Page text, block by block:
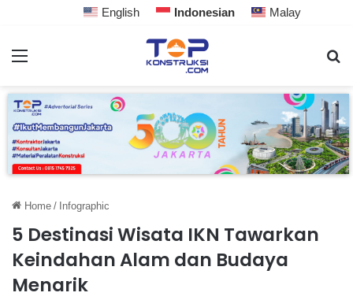
English Indonesian Malay
Home / Infographic
5 Destinasi Wisata IKN Tawarkan
Keindahan Alam dan Budaya
Menarik